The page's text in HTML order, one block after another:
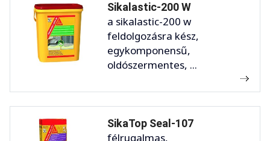
Sikalastic-200 W
a sikalastic-200 w
feldolgozásra kész,
egykomponensű,
oldószermentes, ...
SikaTop Seal-107
félrugalmas,